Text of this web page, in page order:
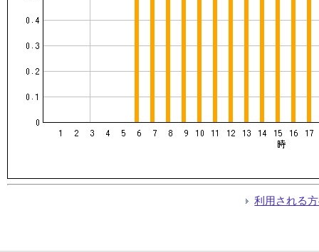
利用される